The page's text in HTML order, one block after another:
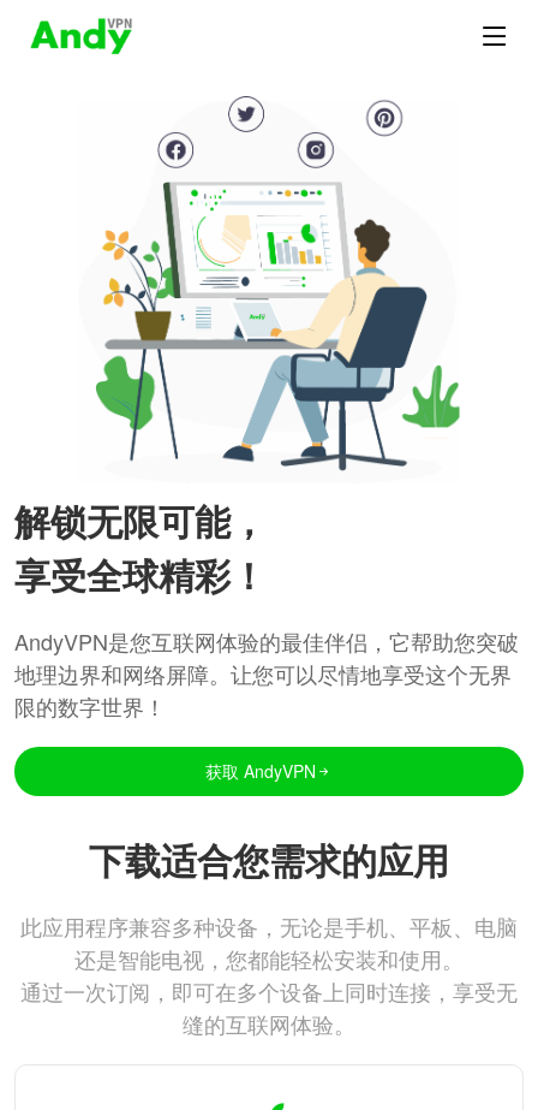
解锁无限可能，
享受全球精彩！
AndyVPN是您互联网体验的最佳伴侣，它帮助您突破
地理边界和网络屏障。让您可以尽情地享受这个无界
限的数字世界！
获取 AndyVPN
下载适合您需求的应用
此应用程序兼容多种设备，无论是手机、平板、电脑
还是智能电视，您都能轻松安装和使用。
通过一次订阅，即可在多个设备上同时连接，享受无
缝的互联网体验。